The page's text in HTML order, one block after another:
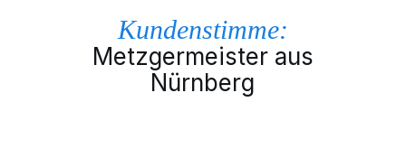
Kundenstimme:
Metzgermeister aus
Nürnberg